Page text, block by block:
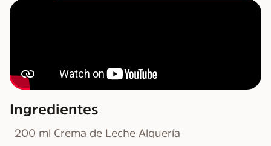
Ingredientes
200 ml Crema de Leche Alquería